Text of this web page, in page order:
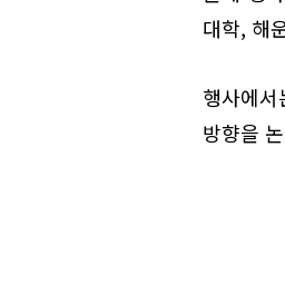
대학, 해
행사에
방향을